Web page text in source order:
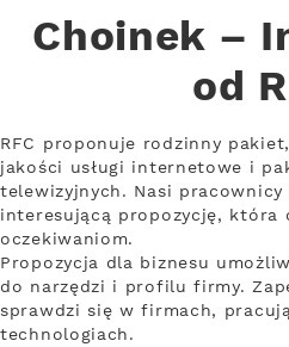
Choinek –
od
RFC proponuje rodzinny
jakości usługi internetowe i
telewizyjnych. Nasi pracownicy
interesującą propozycję, która
oczekiwaniom.
Propozycja dla biznesu
do narzędzi i profilu firmy.
sprawdzi się w firmach,
technologiach.